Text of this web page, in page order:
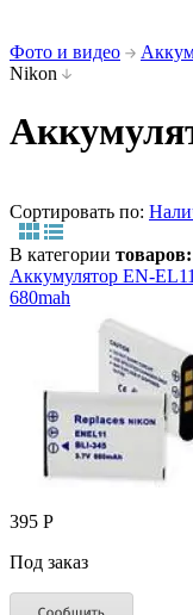
Фото и видео
Nikon
Сортировать по:
В категории товаров:
Аккумулятор EN-
680mah
395 Р
Под заказ